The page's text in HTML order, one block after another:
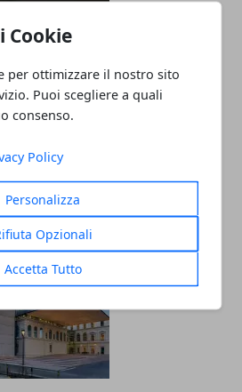
Cookie
per ottimizzare il nostro sito
Puoi scegliere a quali
consenso.
Policy
Personalizza
Opzionali
Accetta Tutto
Un Binomio
Ricco di Potenziale